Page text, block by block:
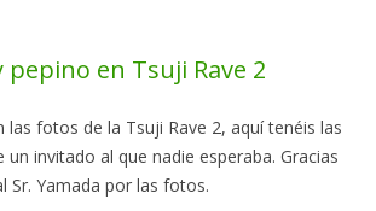
en Tsuji Rave 2
las fotos de la Tsuji Rave 2, aquí tenéis las
un invitado al que nadie esperaba. Gracias
Sr. Yamada por las fotos.